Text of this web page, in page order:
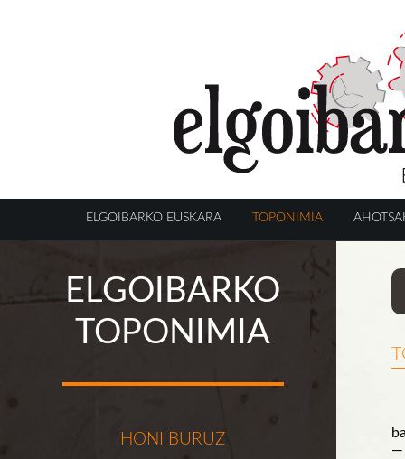
ELGOIBARKO EUSKARA TOPONIMIA
ELGOIBARKO
TOPONIMIA
HONI BURUZ
—